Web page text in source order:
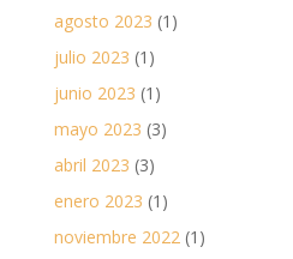
agosto 2023 (1)
julio 2023 (1)
junio 2023 (1)
mayo 2023 (3)
abril 2023 (3)
enero 2023 (1)
noviembre 2022(1)